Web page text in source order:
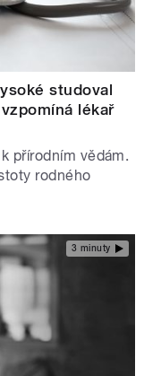
studoval
lékař
přírodním vědám.
rodného
3 minuty